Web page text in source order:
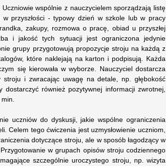
wspólnie z nauczycielem sporządzają listę
przyszłości - typowy dzień w szkole lub w pracy
zakupy, rozmowa o pracę, obiad u przyszłej
i jakość tych sytuacji jest ograniczona jedynie
grupy przygotowują propozycje stroju na każdą z
które naklejają na karton i podpisują. Każda
się kierowała w wyborze. Nauczyciel dostarcza
stroju i zwracając uwagę na detale, np. głębokość
dostarczyć również pozytywnej informacji zwrotnej,
uczniów do dyskusji, jakie wspólne ograniczenia
Celem tego ćwiczenia jest uzmysłowienie uczniom,
dotyczące stroju, ale w sposób łagodzący w
w grupach opisów stroju codziennego
szczególnie uroczystego stroju, np. wizyta